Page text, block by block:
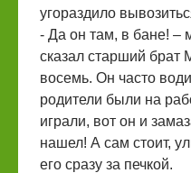
угораздило
- Да он там, в бане! –
сказал старший
восемь. Он часто
родители были на
играли, вот он и
нашел! А сам стоит,
его сразу за печкой.